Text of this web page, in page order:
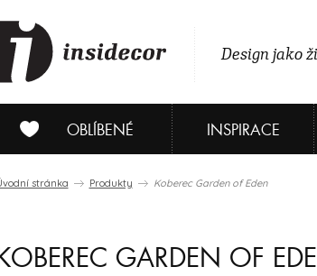
Design jako
OBLÍBENÉ INSPIRACE
stránka Produkty Koberec Garden of Eden
GARDEN OF